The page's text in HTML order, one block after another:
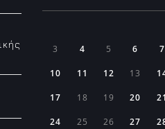
3 4 5 6 7
10 11 12 13
17 18 19 20 21
24 25 26 27